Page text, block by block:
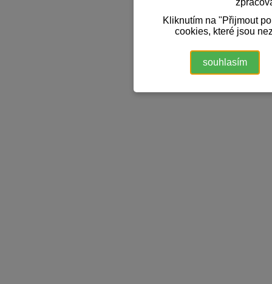
Kliknutím na "Přijmout
cookies, které jsou
souhlasím